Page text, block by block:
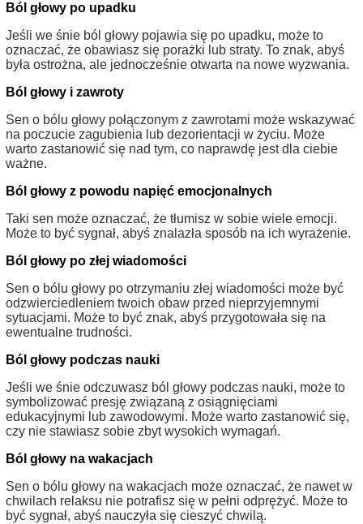
Ból głowy po upadku
Jeśli we śnie ból głowy pojawia się po upadku, może to
oznaczać, że obawiasz się porażki lub straty. To znak, abyś
była ostrożna, ale jednocześnie otwarta na nowe wyzwania.
Ból głowy i zawroty
Sen o bólu głowy połączonym z zawrotami może wskazywać
na poczucie zagubienia lub dezorientacji w życiu. Może
warto zastanowić się nad tym, co naprawdę jest dla ciebie
ważne.
Ból głowy z powodu napięć emocjonalnych
Taki sen może oznaczać, że tłumisz w sobie wiele emocji.
Może to być sygnał, abyś znalazła sposób na ich wyrażenie.
Ból głowy po złej wiadomości
Sen o bólu głowy po otrzymaniu złej wiadomości może być
odzwierciedleniem twoich obaw przed nieprzyjemnymi
sytuacjami. Może to być znak, abyś przygotowała się na
ewentualne trudności.
Ból głowy podczas nauki
Jeśli we śnie odczuwasz ból głowy podczas nauki, może to
symbolizować presję związaną z osiągnięciami
edukacyjnymi lub zawodowymi. Może warto zastanowić się,
czy nie stawiasz sobie zbyt wysokich wymagań.
Ból głowy na wakacjach
Sen o bólu głowy na wakacjach może oznaczać, że nawet w
chwilach relaksu nie potrafisz się w pełni odprężyć. Może to
być sygnał, abyś nauczyła się cieszyć chwilą.